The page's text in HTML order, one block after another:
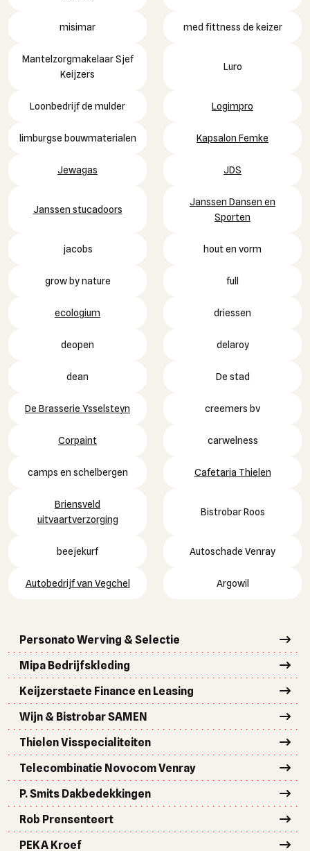
misimar med fittness de keizer
Mantelzorgmakelaar Sjef
Keijzers
Luro
Loonbedrijf de mulder Logimpro
limburgse bouwmaterialen Kapsalon Femke
Jewagas JDS
Janssen stucadoors
Janssen Dansen en
Sporten
jacobs hout en vorm
grow by nature full
ecologium driessen
deopen delaroy
dean De stad
De Brasserie Ysselsteyn creemers bv
Corpaint carwelness
camps en schelbergen Cafetaria Thielen
Briensveld
uitvaartverzorging
Bistrobar Roos
beejekurf Autoschade Venray
Autobedrijf van Vegchel Argowil
Personato Werving & Selectie
Mipa Bedrijfskleding
Keijzerstaete Finance en Leasing
Wijn & Bistrobar SAMEN
Thielen Visspecialiteiten
Telecombinatie Novocom Venray
P. Smits Dakbedekkingen
Rob Prensenteert
PEKA Kroef